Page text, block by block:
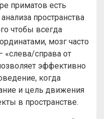
приматов есть
пространства
чтобы всегда
мозг часто
«слева/справа от
эффективно
когда
и цель движения
в пространстве.